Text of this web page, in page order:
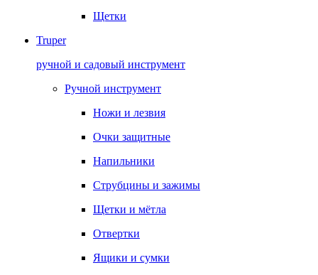
Щетки
Truper
ручной и садовый инструмент
Ручной инструмент
Ножи и лезвия
Очки защитные
Напильники
Струбцины и зажимы
Щетки и мётла
Отвертки
Ящики и сумки